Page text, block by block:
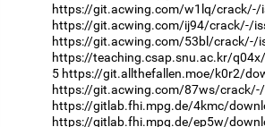
https://git.acwing.com/w1lq/crack/-/
https://git.acwing.com/ij94/crack/-/
https://git.acwing.com/53bl/crack/-/
https://teaching.csap.snu.ac.kr/
5 https://git.allthefallen.moe/k0r2/
https://git.acwing.com/87ws/
https://gitlab.fhi.mpg.de/4kmc/
https://gitlab.fhi.mpg.de/ep5w/